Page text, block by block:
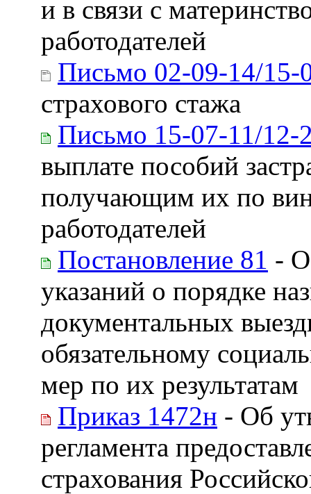
и в связи с
работодателей
Письмо 02-09-14/15-
страхового стажа
Письмо 15-07-11/12-
выплате пособий
получающим их по
работодателей
Постановление 81 -
указаний о порядке
документальных
обязательному
мер по их результатам
Приказ 1472н - Об
регламента
страхования